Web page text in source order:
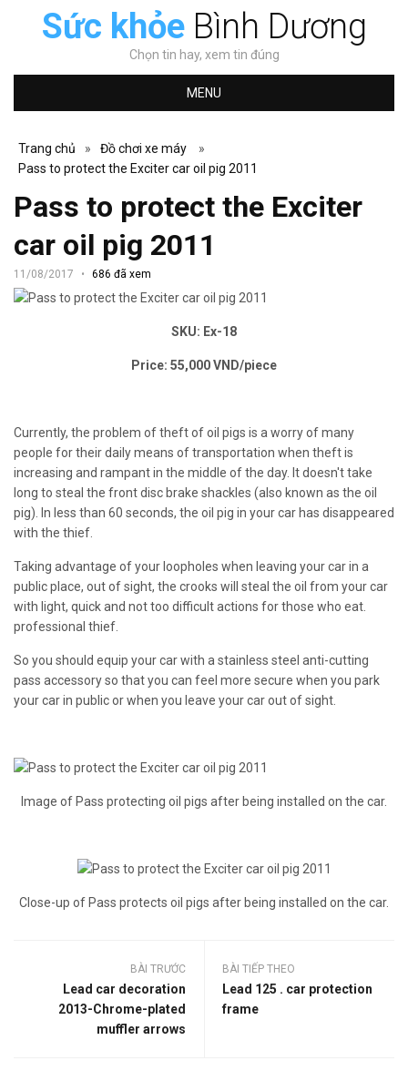
Sức khỏeBình Dương
Chọn tin hay, xem tin đúng
MENU
Trang chủ » Đồ chơi xe máy
»
Pass to protect the Exciter car oil pig 2011
Pass to protect the Exciter
car oil pig 2011
11/08/2017 686 đã xem
SKU: Ex-18
Price: 55,000 VND/piece
Currently, the problem of theft of oil pigs is a worry of many
people for their daily means of transportation when theft is
increasing and rampant in the middle of the day. It doesn't take
long to steal the front disc brake shackles (also known as the oil
pig).
In less than 60 seconds, the oil pig in your car has disappeared
with the thief.
Taking advantage of your loopholes when leaving your car in a
public place, out of sight, the crooks will steal the oil from your car
with light, quick and not too difficult actions for those who eat.
professional thief.
So you should equip your car with a stainless steel anti-cutting
pass accessory so that you can feel more secure when you park
your car in public or when you leave your car out of sight.
Image of Pass protecting oil pigs after being installed on the car.
Close-up of Pass protects oil pigs after being installed on the car.
BÀI TRƯỚC
Lead car decoration
2013-Chrome-plated
muffler arrows
BÀI TIẾP THEO
Lead 125 . car protection
frame